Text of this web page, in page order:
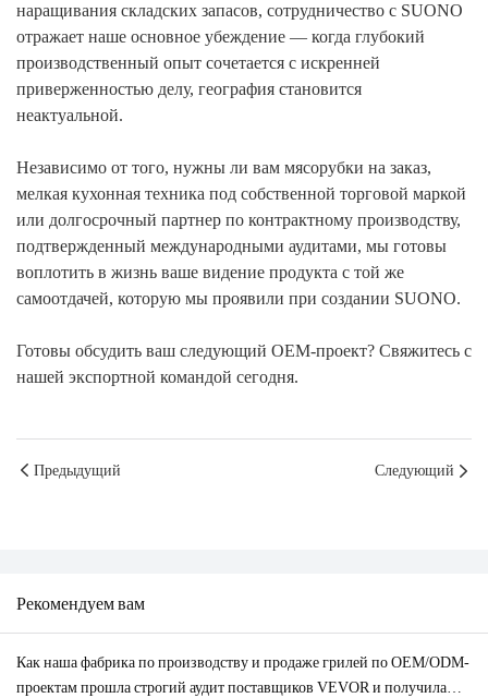
наращивания складских запасов, сотрудничество с SUONO
отражает наше основное убеждение — когда глубокий
производственный опыт сочетается с искренней
приверженностью делу, география становится
неактуальной.
Независимо от того, нужны ли вам мясорубки на заказ,
мелкая кухонная техника под собственной торговой маркой
или долгосрочный партнер по контрактному производству,
подтвержденный международными аудитами, мы готовы
воплотить в жизнь ваше видение продукта с той же
самоотдачей, которую мы проявили при создании SUONO.
Готовы обсудить ваш следующий OEM-проект? Свяжитесь с
нашей экспортной командой сегодня.
Предыдущий Следующий
Рекомендуем вам
Как наша фабрика по производству и продаже грилей по OEM/ODM-
проектам прошла строгий аудит поставщиков VEVOR и получила